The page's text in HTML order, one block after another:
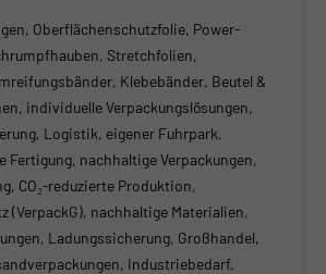
Oberflächenschutzfolie, Power-
Stretchfolien,
Klebebänder, Beutel &
individuelle Verpackungslösungen,
Logistik, eigener Fuhrpark,
Fertigung, nachhaltige Verpackungen,
CO₂-reduzierte Produktion,
(VerpackG), nachhaltige Materialien,
Ladungssicherung, Großhandel,
Industriebedarf,